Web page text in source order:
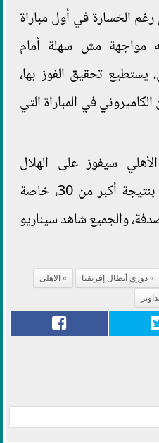
الخسارة في أول مباراة
مواجهة مش سهلة أمام
يستطيع تحقيق الفوز بها،
في المباراة التي
سيفوز على الهلال
السوداني في القاهرة أيضا، بنتيجة أكبر من 30، خاصة
والجميع شاهد سيناريو
دوري أبطال إفريقيا
الاهلى